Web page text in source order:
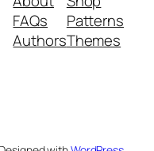
FAQs
Authors
Patterns
Themes